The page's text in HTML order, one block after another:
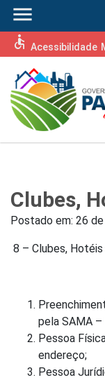
menu
accessible Acessibilidade
Clubes,
Postado em: 26
8 – Clubes, Hotéis
pela SAMA
Pessoa
endereço;
Pessoa